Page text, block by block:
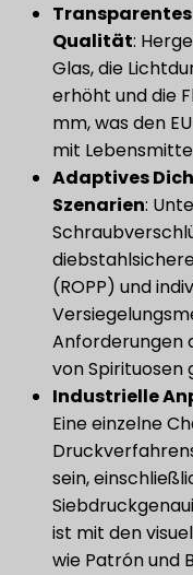
Qualität​​:
Glas, die
erhöht und die
mm, was den
mit
​Adaptives
Szenarien​​:
(ROPP) und
Anforderungen
von Spirituosen
​Industrielle
Eine einzelne
sein,
ist mit den
wie Patrón und